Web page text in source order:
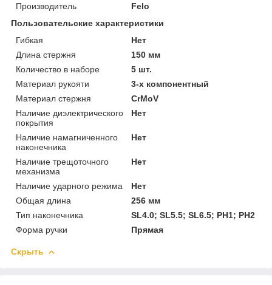
Производитель
Felo
Пользовательские характеристики
Гибкая
Нет
Длина стержня
150 мм
Количество в наборе
5 шт.
Материал рукояти
3-х компонентный
Материал стержня
CrMoV
Наличие диэлектрического
покрытия
Нет
Наличие намагниченного
наконечника
Нет
Наличие трещоточного
механизма
Нет
Наличие ударного режима
Нет
Общая длина
256 мм
Тип наконечника
SL4.0; SL5.5; SL6.5; PH1; PH2
Форма ручки
Прямая
Скрыть